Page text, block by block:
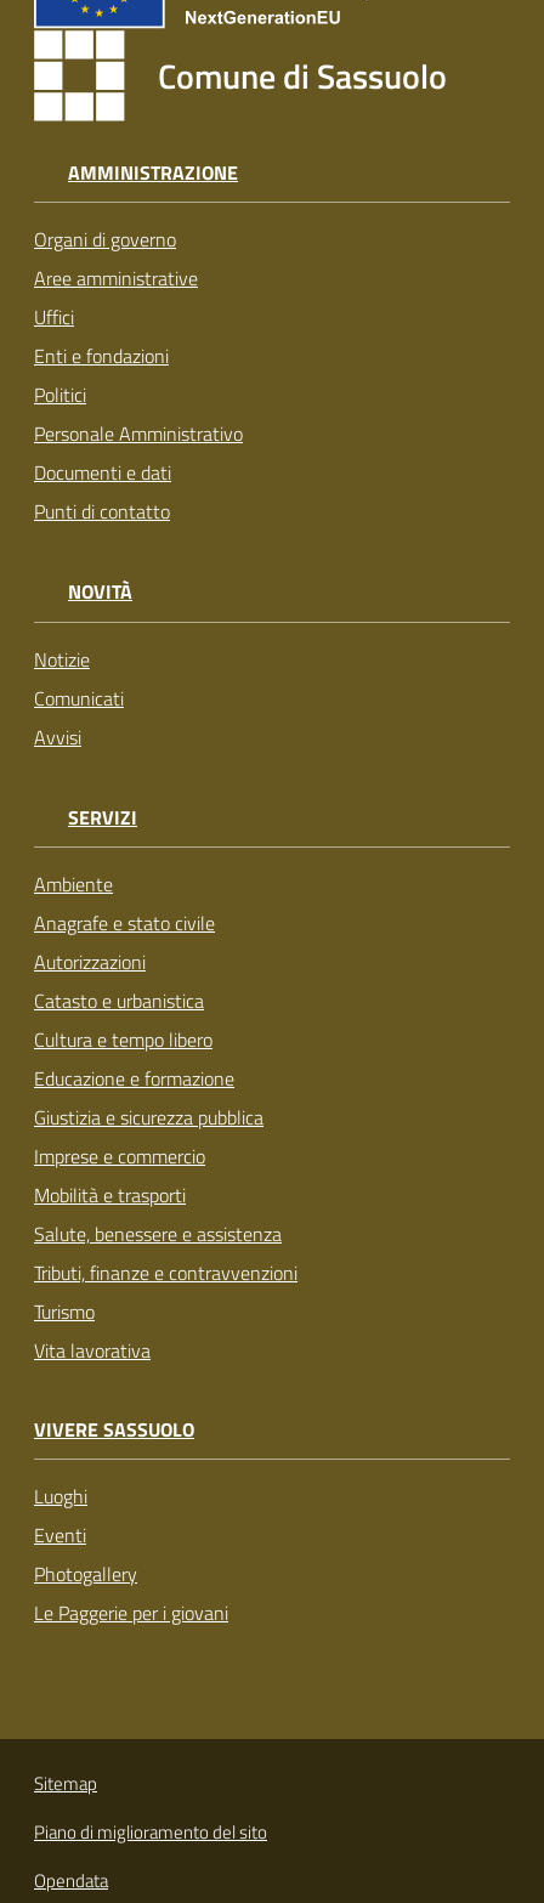
Comune di Sassuolo
AMMINISTRAZIONE
Organi di governo
Aree amministrative
Uffici
Enti e fondazioni
Politici
Personale Amministrativo
Documenti e dati
Punti di contatto
NOVITÀ
Notizie
Comunicati
Avvisi
SERVIZI
Ambiente
Anagrafe e stato civile
Autorizzazioni
Catasto e urbanistica
Cultura e tempo libero
Educazione e formazione
Giustizia e sicurezza pubblica
Imprese e commercio
Mobilità e trasporti
Salute, benessere e assistenza
Tributi, finanze e contravvenzioni
Turismo
Vita lavorativa
VIVERE SASSUOLO
Luoghi
Eventi
Photogallery
Le Paggerie per i giovani
Sitemap
Piano di miglioramento del sito
Opendata